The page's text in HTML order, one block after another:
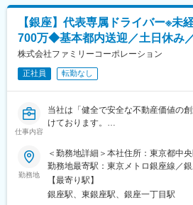
〈主な実績〉
天王洲アイル、銀座シャネル、大江
う百貨店跡地再生、青森県浜田地区
変更の範囲：会社の定める業務
■こんな方におすすめ：
◎まわりの状況を敏感に察知し、臨機
◎ホスピタリティ精神旺盛で、相手の
できる
◎ワードやエクセルでの書類作成がス
★ゼネラリスト志向を掲げる当社で
割が求められます。自身の担当領域
様々なことに興味・関心・好奇心を
たい方におすすめです。
■配属先情報：
秘書課は現在2名が在籍しております
■企業について：
【銀座】代表専属ドライバー※未
700万◆基本都内送迎／土日休み
株式会社ファミリーコーポレーション
正社員 転勤なし
仕事内容
当社は「健全で安全な不動産価値の
けております。
ドライバー経験者、ハイヤーやタク
実務経験者の方は大歓迎です。
■業務概要：
代表専属のドライバーとして、当社
勤務地
＜勤務地詳細＞本社住所：東京都中
勤務地最寄駅：東京メトロ銀座線／
面禁煙変更の範囲：会社の定める事業
【最寄り駅】
銀座駅、東銀座駅、銀座一丁目駅